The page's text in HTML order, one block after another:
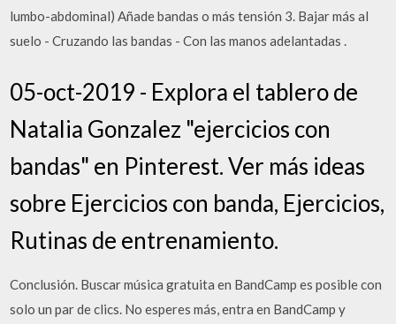
lumbo-abdominal) Añade bandas o más tensión 3. Bajar más al
suelo - Cruzando las bandas - Con las manos adelantadas .
05-oct-2019 - Explora el tablero de
Natalia Gonzalez "ejercicios con
bandas" en Pinterest. Ver más ideas
sobre Ejercicios con banda, Ejercicios,
Rutinas de entrenamiento.
Conclusión. Buscar música gratuita en BandCamp es posible con
solo un par de clics. No esperes más, entra en BandCamp y